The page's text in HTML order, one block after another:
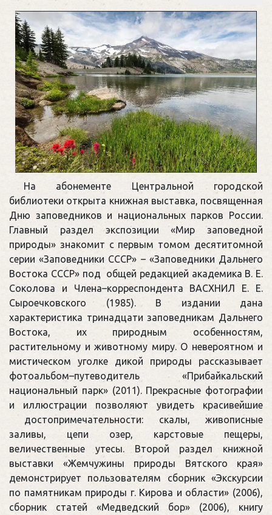
На абонементе Центральной городской
библиотеки открыта книжная выставка, посвященная
Дню заповедников и национальных парков России.
Главный раздел экспозиции «Мир заповедной
природы» знакомит с первым томом десятитомной
серии «Заповедники СССР» – «Заповедники Дальнего
Востока СССР» под общей редакцией академика В. Е.
Соколова и Члена–корреспондента ВАСХНИЛ Е. Е.
Сыроечковского (1985). В издании дана
характеристика тринадцати заповедникам Дальнего
Востока, их природным особенностям,
растительному и животному миру. О невероятном и
мистическом уголке дикой природы рассказывает
фотоальбом–путеводитель «Прибайкальский
национальный парк» (2011). Прекрасные фотографии
и иллюстрации позволяют увидеть красивейшие
достопримечательности: скалы, живописные
заливы, цепи озер, карстовые пещеры,
величественные утесы. Второй раздел книжной
выставки «Жемчужины природы Вятского края»
демонстрирует пользователям сборник «Экскурсии
по памятникам природы г. Кирова и области» (2006),
сборник статей «Медведский бор» (2006), книгу